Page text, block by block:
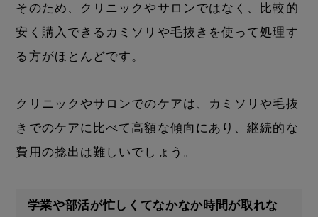
そのため、クリニックやサロンではなく、比較的
安く購入できるカミソリや毛抜きを使って処理す
る方がほとんどです。
クリニックやサロンでのケアは、カミソリや毛抜
きでのケアに比べて高額な傾向にあり、継続的な
費用の捻出は難しいでしょう。
学業や部活が忙しくてなかなか時間が取れな